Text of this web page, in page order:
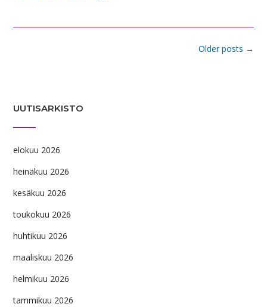
Older posts →
UUTISARKISTO
elokuu 2026
heinäkuu 2026
kesäkuu 2026
toukokuu 2026
huhtikuu 2026
maaliskuu 2026
helmikuu 2026
tammikuu 2026